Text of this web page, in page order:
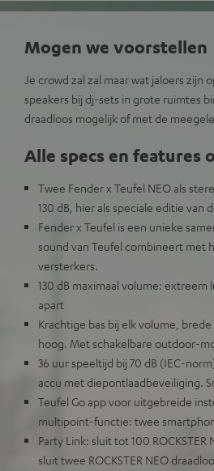
Mogen we voorstellen
Je crowd zal zal maar wat jaloers zijn
speakers bij dj-sets in grote ruimtes
draadloos mogelijk of met de
Alle specs en features
Twee Fender x Teufel NEO als
130 dB, hier als speciale editie van
Fender x Teufel is een unieke
sound van Teufel combineert met
versterkers.
130 dB maximaal volume: extreem
apart
Krachtige bas bij elk volume,
hoog. Met schakelbare outdoor-
36 uur speeltijd bij 70 dB (IEC-
accu met diepontlaadbeveiliging.
Teufel Go app voor uitgebreide
multipoint-functie: twee
Party Link: sluit tot 100 ROCKSTER
sluit twee ROCKSTER NEO